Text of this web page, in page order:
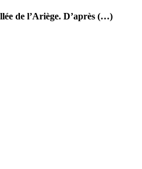
de l’Ariège. D’après (…)